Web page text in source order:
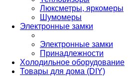
Люксметры, яркомеры
Шумомеры
Электронные замки
Электронные замки
Принадлежности
Холодильное оборудование
Товары для дома (DIY)